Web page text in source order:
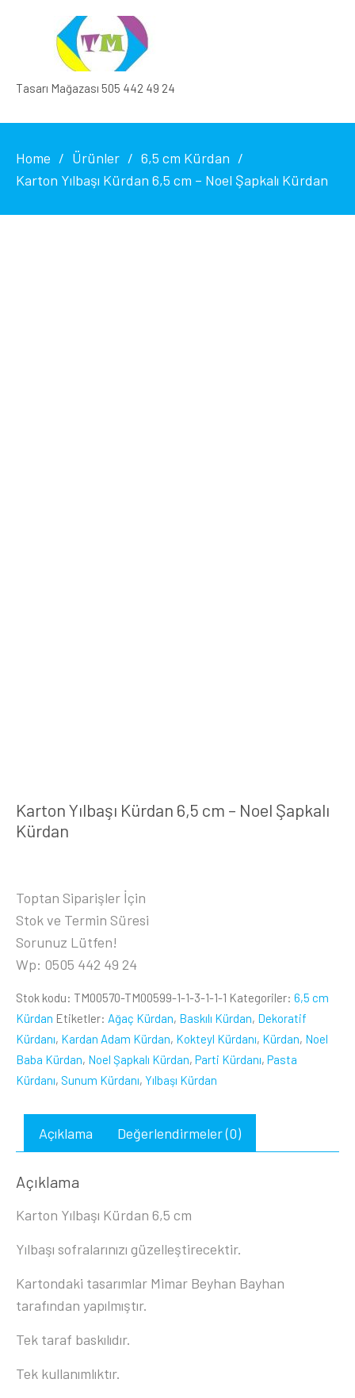
Tasarı Mağazası 505 442 49 24
Home Ürünler
6,5 cm Kürdan
Karton Yılbaşı Kürdan 6,5 cm – Noel Şapkalı Kürdan
Karton Yılbaşı Kürdan 6,5 cm – Noel Şapkalı
Kürdan
Toptan Siparişler İçin
Stok ve Termin Süresi
Sorunuz Lütfen!
Wp: 0505 442 49 24
Stok kodu: TM00570-TM00599-1-1-3-1-1-1 Kategoriler: 6,5 cm
Kürdan Etiketler: Ağaç Kürdan, Baskılı Kürdan, Dekoratif
Kürdanı, Kardan Adam Kürdan, Kokteyl Kürdanı, Kürdan, Noel
Baba Kürdan, Noel Şapkalı Kürdan, Parti Kürdanı, Pasta
Kürdanı, Sunum Kürdanı, Yılbaşı Kürdan
Açıklama Değerlendirmeler (0)
Açıklama
Karton Yılbaşı Kürdan 6,5 cm
Yılbaşı sofralarınızı güzelleştirecektir.
Kartondaki tasarımlar Mimar Beyhan Bayhan
tarafından yapılmıştır.
Tek taraf baskılıdır.
Tek kullanımlıktır.